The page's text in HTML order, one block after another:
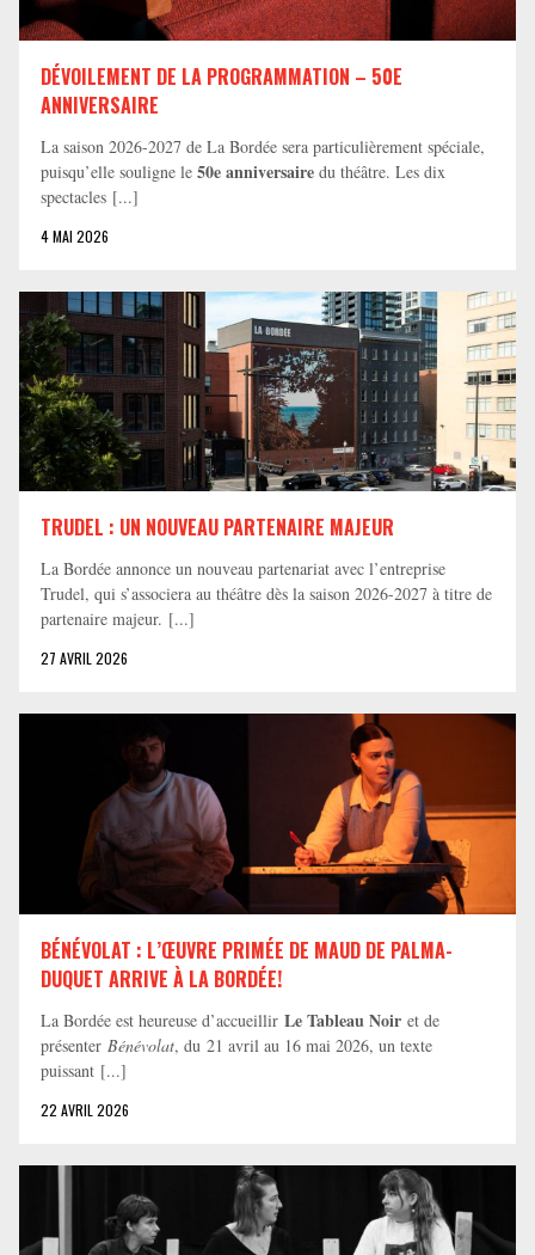
DÉVOILEMENT DE LA PROGRAMMATION – 50E
ANNIVERSAIRE
La saison 2026-2027 de La Bordée sera particulièrement spéciale,
puisqu’elle souligne le 50e anniversaire du théâtre. Les dix
spectacles [...]
4 MAI 2026
TRUDEL : UN NOUVEAU PARTENAIRE MAJEUR
La Bordée annonce un nouveau partenariat avec l’entreprise
Trudel, qui s’associera au théâtre dès la saison 2026-2027 à titre de
partenaire majeur. [...]
27 AVRIL 2026
BÉNÉVOLAT : L’ŒUVRE PRIMÉE DE MAUD DE PALMA-
DUQUET ARRIVE À LA BORDÉE!
La Bordée est heureuse d’accueillir Le Tableau Noir et de
présenter Bénévolat, du 21 avril au 16 mai 2026, un texte
puissant [...]
22 AVRIL 2026